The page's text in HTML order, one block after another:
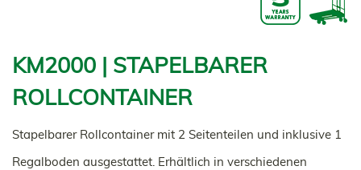
KM2000 | STAPELBARER
ROLLCONTAINER
Stapelbarer Rollcontainer mit 2 Seitenteilen und inklusive 1
Regalboden ausgestattet. Erhältlich in verschiedenen